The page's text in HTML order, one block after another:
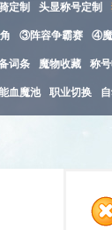
定制 头显称号定制
③阵容争霸赛 ④魔
词条 魔物收藏 称
血魔池 职业切换